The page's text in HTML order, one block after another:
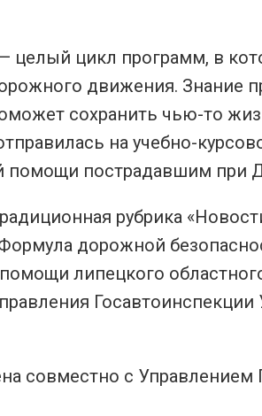
целый цикл программ, в
движения. Знание
сохранить чью-то
на учебно-
помощи пострадавшим при
рубрика
дорожной
липецкого
совместно с